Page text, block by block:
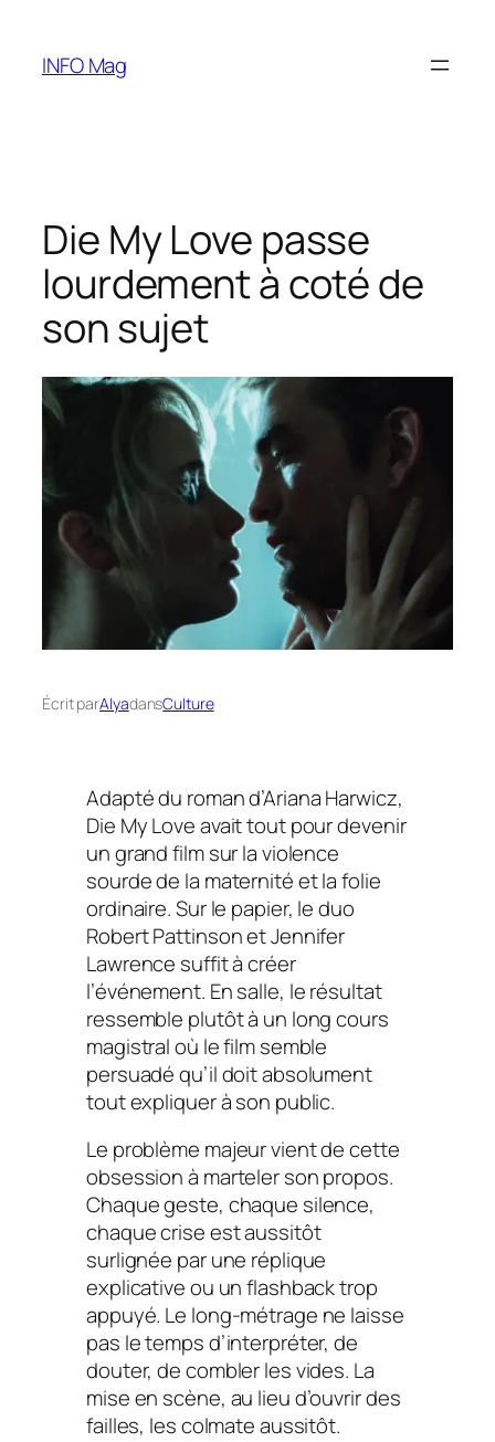
contenu
INFO Mag
Die My Love passe
lourdement à coté de
son sujet
Écrit parAlyadansCulture
Adapté du roman d’Ariana Harwicz,
Die My Love avait tout pour devenir
un grand film sur la violence
sourde de la maternité et la folie
ordinaire. Sur le papier, le duo
Robert Pattinson et Jennifer
Lawrence suffit à créer
l’événement. En salle, le résultat
ressemble plutôt à un long cours
magistral où le film semble
persuadé qu’il doit absolument
tout expliquer à son public.
Le problème majeur vient de cette
obsession à marteler son propos.
Chaque geste, chaque silence,
chaque crise est aussitôt
surlignée par une réplique
explicative ou un flashback trop
appuyé. Le long-métrage ne laisse
pas le temps d’interpréter, de
douter, de combler les vides. La
mise en scène, au lieu d’ouvrir des
failles, les colmate aussitôt.